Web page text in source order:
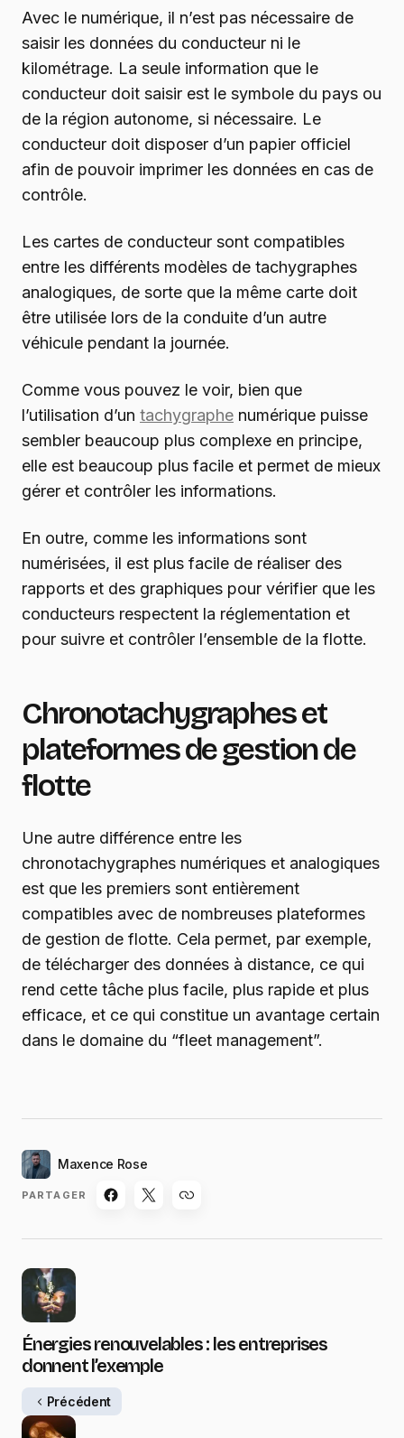
Avec le numérique, il n’est pas nécessaire de
saisir les données du conducteur ni le
kilométrage. La seule information que le
conducteur doit saisir est le symbole du pays ou
de la région autonome, si nécessaire. Le
conducteur doit disposer d’un papier officiel
afin de pouvoir imprimer les données en cas de
contrôle.
Les cartes de conducteur sont compatibles
entre les différents modèles de tachygraphes
analogiques, de sorte que la même carte doit
être utilisée lors de la conduite d’un autre
véhicule pendant la journée.
Comme vous pouvez le voir, bien que
l’utilisation d’un tachygraphe numérique puisse
sembler beaucoup plus complexe en principe,
elle est beaucoup plus facile et permet de mieux
gérer et contrôler les informations.
En outre, comme les informations sont
numérisées, il est plus facile de réaliser des
rapports et des graphiques pour vérifier que les
conducteurs respectent la réglementation et
pour suivre et contrôler l’ensemble de la flotte.
Chronotachygraphes et
plateformes de gestion de
flotte
Une autre différence entre les
chronotachygraphes numériques et analogiques
est que les premiers sont entièrement
compatibles avec de nombreuses plateformes
de gestion de flotte. Cela permet, par exemple,
de télécharger des données à distance, ce qui
rend cette tâche plus facile, plus rapide et plus
efficace, et ce qui constitue un avantage certain
dans le domaine du “fleet management”.
Maxence Rose
PARTAGER
Énergies renouvelables : les entreprises
donnent l’exemple
Précédent